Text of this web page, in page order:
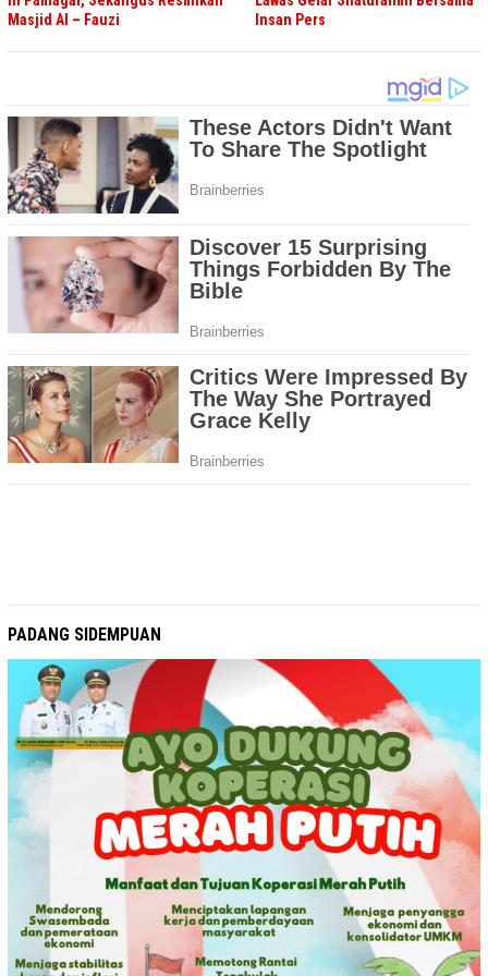
Masjid Al – Fauzi
Insan Pers
PADANG SIDEMPUAN